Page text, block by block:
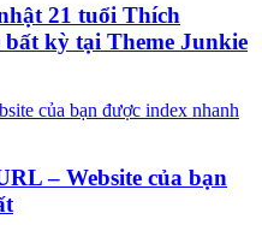
21 tuổi Thích
bất kỳ tại Theme Junkie
– Website của bạn